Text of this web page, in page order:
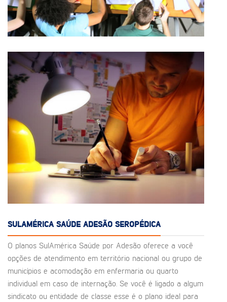
SULAMÉRICA SAÚDE ADESÃO SEROPÉDICA
O planos SulAmérica Saúde por Adesão oferece a você
opções de atendimento em território nacional ou grupo de
municípios e acomodação em enfermaria ou quarto
individual em caso de internação. Se você é ligado a algum
sindicato ou entidade de classe esse é o plano ideal para